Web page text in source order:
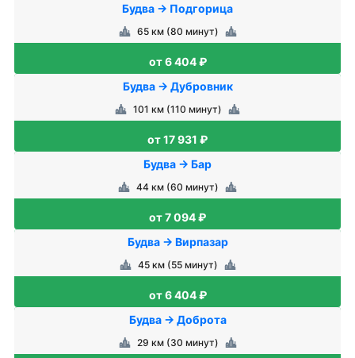
Будва → Подгорица
65 км (80 минут)
от 6 404 ₽
Будва → Дубровник
101 км (110 минут)
от 17 931 ₽
Будва → Бар
44 км (60 минут)
от 7 094 ₽
Будва → Вирпазар
45 км (55 минут)
от 6 404 ₽
Будва → Доброта
29 км (30 минут)